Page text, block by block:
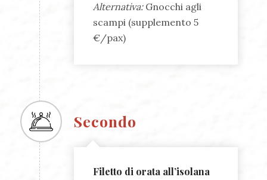
Alternativa:Gnocchi agli
scampi (supplemento 5
€/pax)
Secondo
Filetto di orata all’isolana